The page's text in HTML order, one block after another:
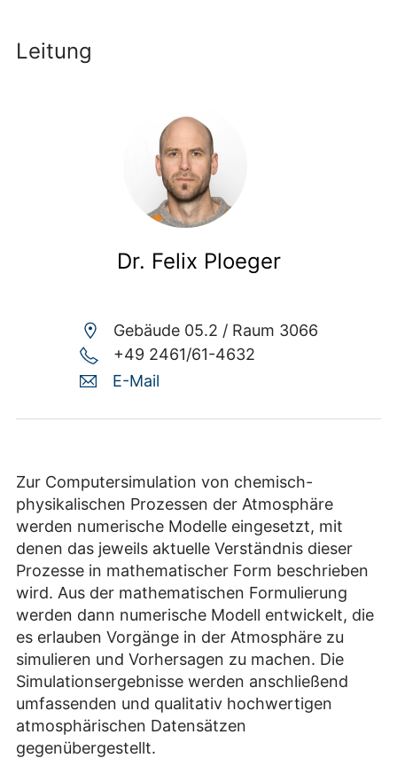
Leitung
Dr. Felix Ploeger
Gebäude 05.2 / Raum 3066
+49 2461/61-4632
E-Mail
Zur Computersimulation von chemisch-
physikalischen Prozessen der Atmosphäre
werden numerische Modelle eingesetzt, mit
denen das jeweils aktuelle Verständnis dieser
Prozesse in mathematischer Form beschrieben
wird. Aus der mathematischen Formulierung
werden dann numerische Modell entwickelt, die
es erlauben Vorgänge in der Atmosphäre zu
simulieren und Vorhersagen zu machen. Die
Simulationsergebnisse werden anschließend
umfassenden und qualitativ hochwertigen
atmosphärischen Datensätzen
gegenübergestellt.